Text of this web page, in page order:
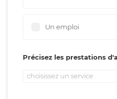
Un emploi
Précisez les prestations
choisissez un service